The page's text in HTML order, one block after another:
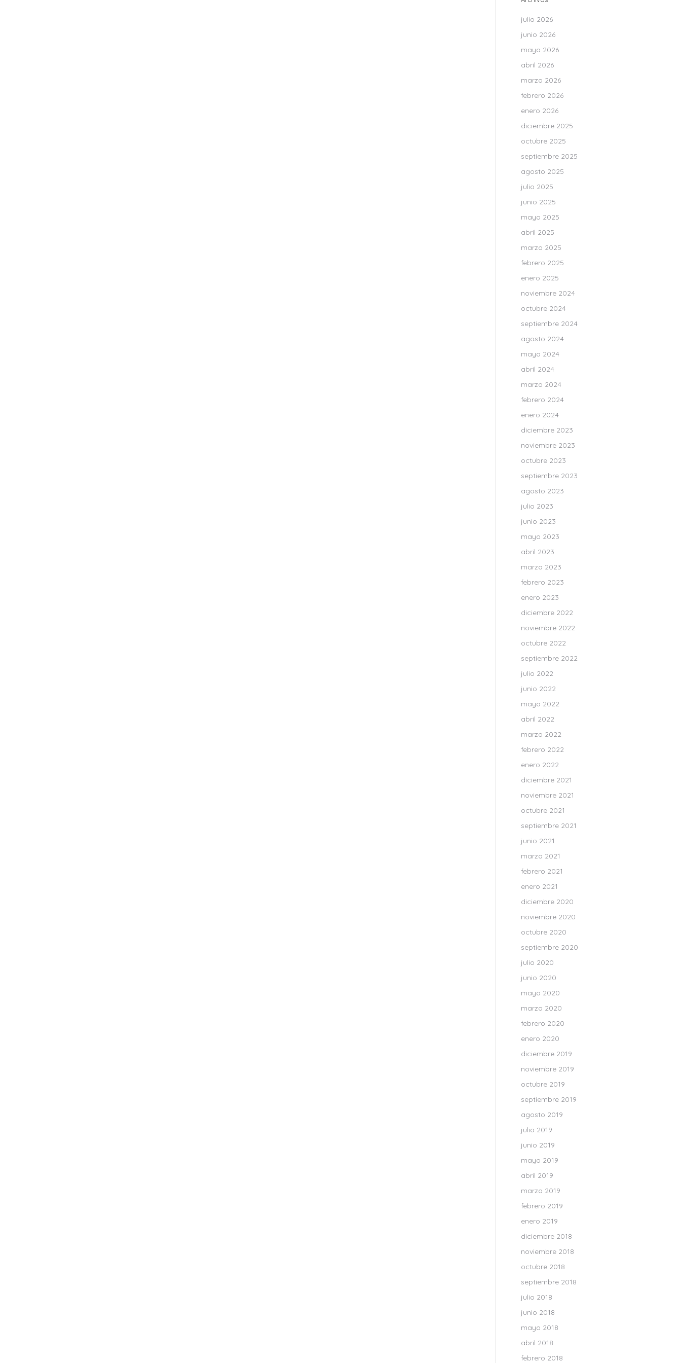
julio 2026
junio 2026
mayo 2026
abril 2026
marzo 2026
febrero 2026
enero 2026
diciembre 2025
octubre 2025
septiembre 2025
agosto 2025
julio 2025
junio 2025
mayo 2025
abril 2025
marzo 2025
febrero 2025
enero 2025
noviembre 2024
octubre 2024
septiembre 2024
agosto 2024
mayo 2024
abril 2024
marzo 2024
febrero 2024
enero 2024
diciembre 2023
noviembre 2023
octubre 2023
septiembre 2023
agosto 2023
julio 2023
junio 2023
mayo 2023
abril 2023
marzo 2023
febrero 2023
enero 2023
diciembre 2022
noviembre 2022
octubre 2022
septiembre 2022
julio 2022
junio 2022
mayo 2022
abril 2022
marzo 2022
febrero 2022
enero 2022
diciembre 2021
noviembre 2021
octubre 2021
septiembre 2021
junio 2021
marzo 2021
febrero 2021
enero 2021
diciembre 2020
noviembre 2020
octubre 2020
septiembre 2020
julio 2020
junio 2020
mayo 2020
marzo 2020
febrero 2020
enero 2020
diciembre 2019
noviembre 2019
octubre 2019
septiembre 2019
agosto 2019
julio 2019
junio 2019
mayo 2019
abril 2019
marzo 2019
febrero 2019
enero 2019
diciembre 2018
noviembre 2018
octubre 2018
septiembre 2018
julio 2018
junio 2018
mayo 2018
abril 2018
febrero 2018